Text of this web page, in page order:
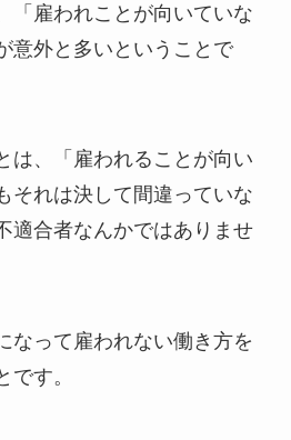
「雇われことが向いていな
意外と多いということで
は、「雇われることが向い
それは決して間違っていな
適合者なんかではありませ
なって雇われない働き方を
です。